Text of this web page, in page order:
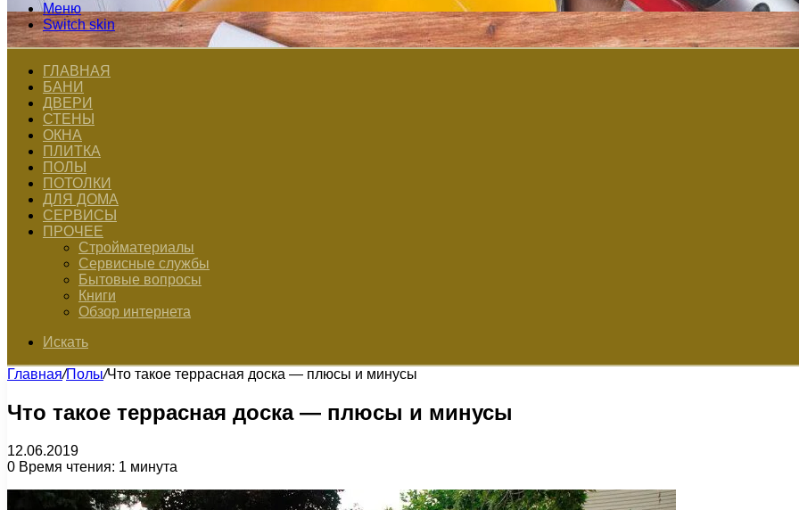
Меню
Switch skin
ГЛАВНАЯ
БАНИ
ДВЕРИ
СТЕНЫ
ОКНА
ПЛИТКА
ПОЛЫ
ПОТОЛКИ
ДЛЯ ДОМА
СЕРВИСЫ
ПРОЧЕЕ
Стройматериалы
Сервисные службы
Бытовые вопросы
Книги
Обзор интернета
Искать
Главная/Полы/Что такое террасная доска — плюсы и минусы
Что такое террасная доска — плюсы и минусы
12.06.2019
0 Время чтения: 1 минута